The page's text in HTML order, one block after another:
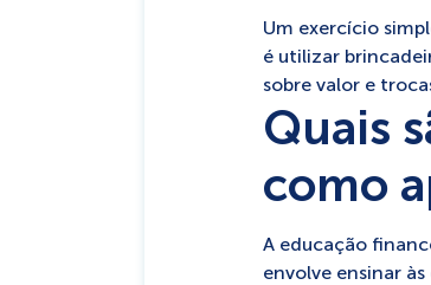
Um exercício
é utilizar
sobre valor e
Quais
como
A educação
envolve ensinar